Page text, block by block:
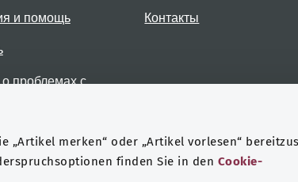
„Artikel merken“ oder „Artikel vorlesen“
finden Sie in den Cookie-
и помощь
проблемах с
Контакты